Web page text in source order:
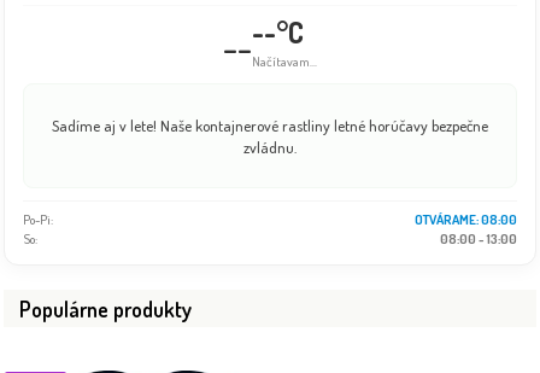
--°C
Info dočasne nedostupné
Túžite po okamžitom tieni? Ponúkame široký výber vyrastených stromov.
Po-Pi:
08:00 - 18:00
So:
08:00 - 13:00
Populárne produkty